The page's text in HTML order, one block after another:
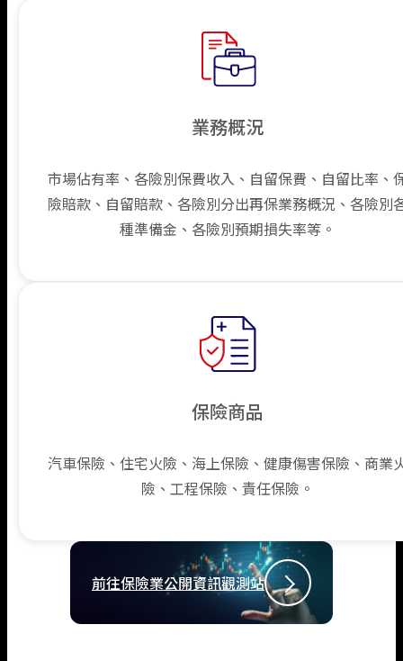
業務概況
市場佔有率、各險別保費收入、自留保費、自留比率、
險賠款、自留賠款、各險別分出再保業務概況、各險別
種準備金、各險別預期損失率等。
保險商品
汽車保險、住宅火險、海上保險、健康傷害保險、商業
險、工程保險、責任保險。
前往保險業公開資訊觀測站